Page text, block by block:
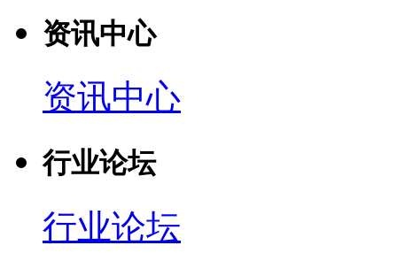
资讯中心
资讯中心
行业论坛
行业论坛